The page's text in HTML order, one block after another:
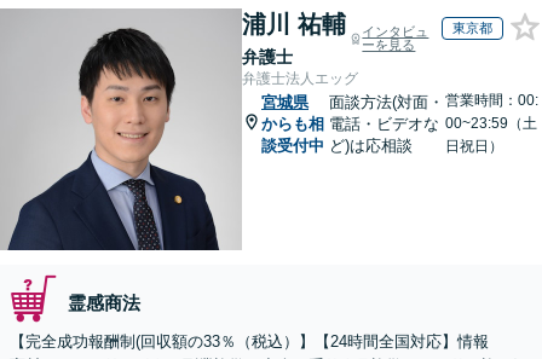
浦川 祐輔
弁護士
インタビュ
ーを見る
東京都
弁護士法人エッグ
宮城県
からも相
談受付中
面談方法(対面・
電話・ビデオな
ど)は応相談
営業時間：00:
00~23:59（土
日祝日）
霊感商法
【完全成功報酬制(回収額の33％（税込）】【24時間全国対応】情報